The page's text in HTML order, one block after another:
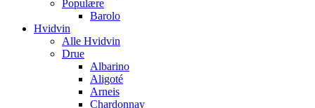
Populære
Barolo
Hvidvin
Alle Hvidvin
Drue
Albarino
Aligoté
Arneis
Chardonnay